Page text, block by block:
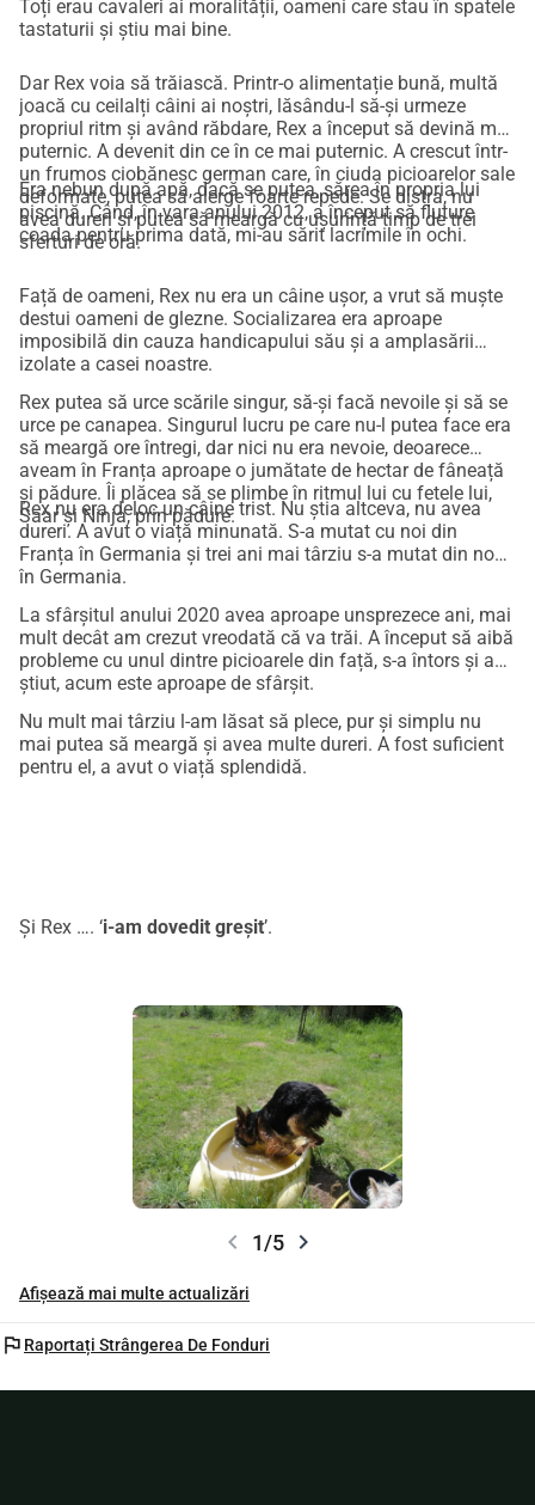
Toți erau cavaleri ai moralității, oameni care stau în spatele
tastaturii și știu mai bine.
Dar Rex voia să trăiască. Printr-o alimentație bună, multă
joacă cu ceilalți câini ai noștri, lăsându-l să-și urmeze
propriul ritm și având răbdare, Rex a început să devină mai
puternic. A devenit din ce în ce mai puternic. A crescut într-
un frumos ciobănesc german care, în ciuda picioarelor sale
deformate, putea să alerge foarte repede. Se distra, nu
avea dureri și putea să meargă cu ușurință timp de trei
sferturi de oră.
Era nebun după apă, dacă se putea, sărea în propria lui
piscină. Când, în vara anului 2012, a început să fluture
coada pentru prima dată, mi-au sărit lacrimile în ochi.
Față de oameni, Rex nu era un câine ușor, a vrut să muște
destui oameni de glezne. Socializarea era aproape
imposibilă din cauza handicapului său și a amplasării
izolate a casei noastre.
Rex putea să urce scările singur, să-și facă nevoile și să se
urce pe canapea. Singurul lucru pe care nu-l putea face era
să meargă ore întregi, dar nici nu era nevoie, deoarece
aveam în Franța aproape o jumătate de hectar de fâneață
și pădure. Îi plăcea să se plimbe în ritmul lui cu fetele lui,
Saar și Ninja, prin pădure.
Rex nu era deloc un câine trist. Nu știa altceva, nu avea
dureri. A avut o viață minunată. S-a mutat cu noi din
Franța în Germania și trei ani mai târziu s-a mutat din nou
în Germania.
La sfârșitul anului 2020 avea aproape unsprezece ani, mai
mult decât am crezut vreodată că va trăi. A început să aibă
probleme cu unul dintre picioarele din față, s-a întors și am
știut, acum este aproape de sfârșit.
Nu mult mai târziu l-am lăsat să plece, pur și simplu nu
mai putea să meargă și avea multe dureri. A fost suficient
pentru el, a avut o viață splendidă.
Și Rex …. ‘i-am dovedit greșit’.
chevron_left 1/5 chevron_right
Afișează mai multe actualizări
flag Raportați Strângerea De Fonduri